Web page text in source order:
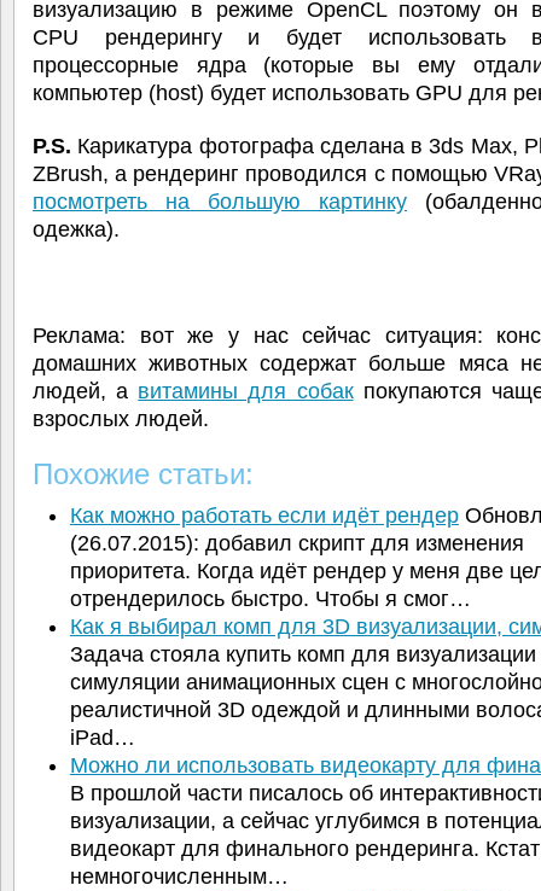
визуализацию в режиме OpenCL поэтому он
CPU рендерингу и будет использовать
процессорные ядра (которые вы ему
компьютер (host) будет использовать GPU для
P.S. Карикатура фотографа сделана в 3ds Max,
ZBrush, а рендеринг проводился с помощью
посмотреть на большую картинку
одежка).
Реклама: вот же у нас сейчас ситуация:
домашних животных содержат больше мяса
людей, а витамины для собакпокупаются
взрослых людей.
Похожие статьи:
Как можно работать если идёт рендер
(26.07.2015): добавил скрипт для изменения
приоритета. Когда идёт рендер у меня две
отрендерилось быстро. Чтобы я смог…
Как я выбирал комп для 3D визуализации,
Задача стояла купить комп для визуализации
симуляции анимационных сцен с
реалистичной 3D одеждой и длинными
iPad…
Можно ли использовать видеокарту для
В прошлой части писалось об
визуализации, а сейчас углубимся в
видеокарт для финального рендеринга.
немногочисленным…